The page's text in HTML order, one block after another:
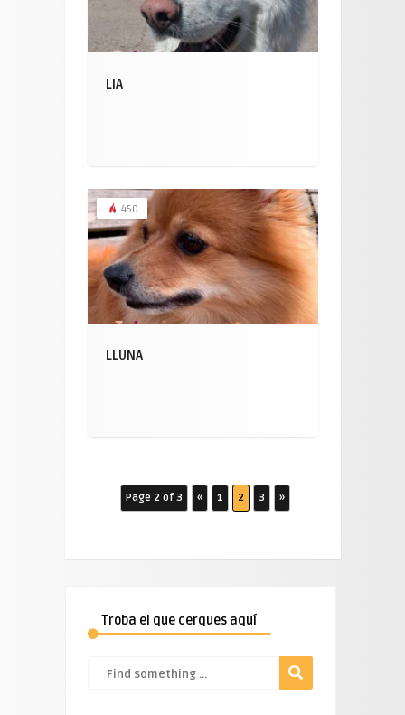
LIA
450
LLUNA
Page 2 of 3 « 1 2 3 »
Troba el que cerques aquí